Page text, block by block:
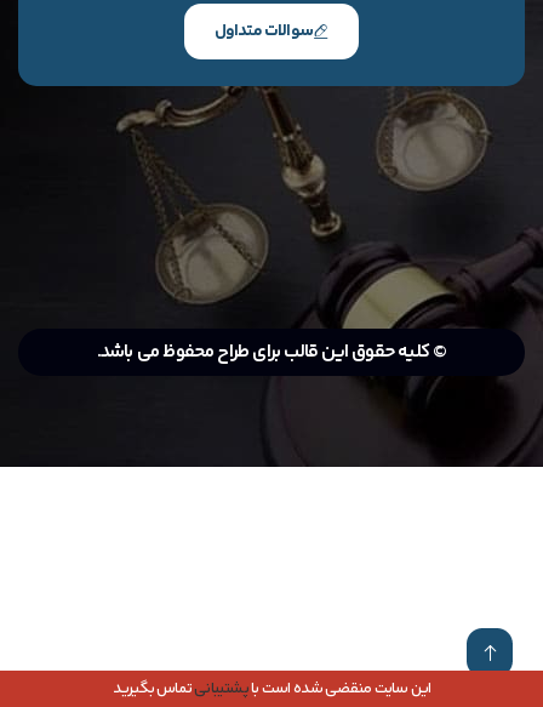
این سایت منقضی شده است باپشتیبانیتماس بگیرید
سوالات متداول
© کلیه حقوق این قالب برای طراح محفوظ می باشد.